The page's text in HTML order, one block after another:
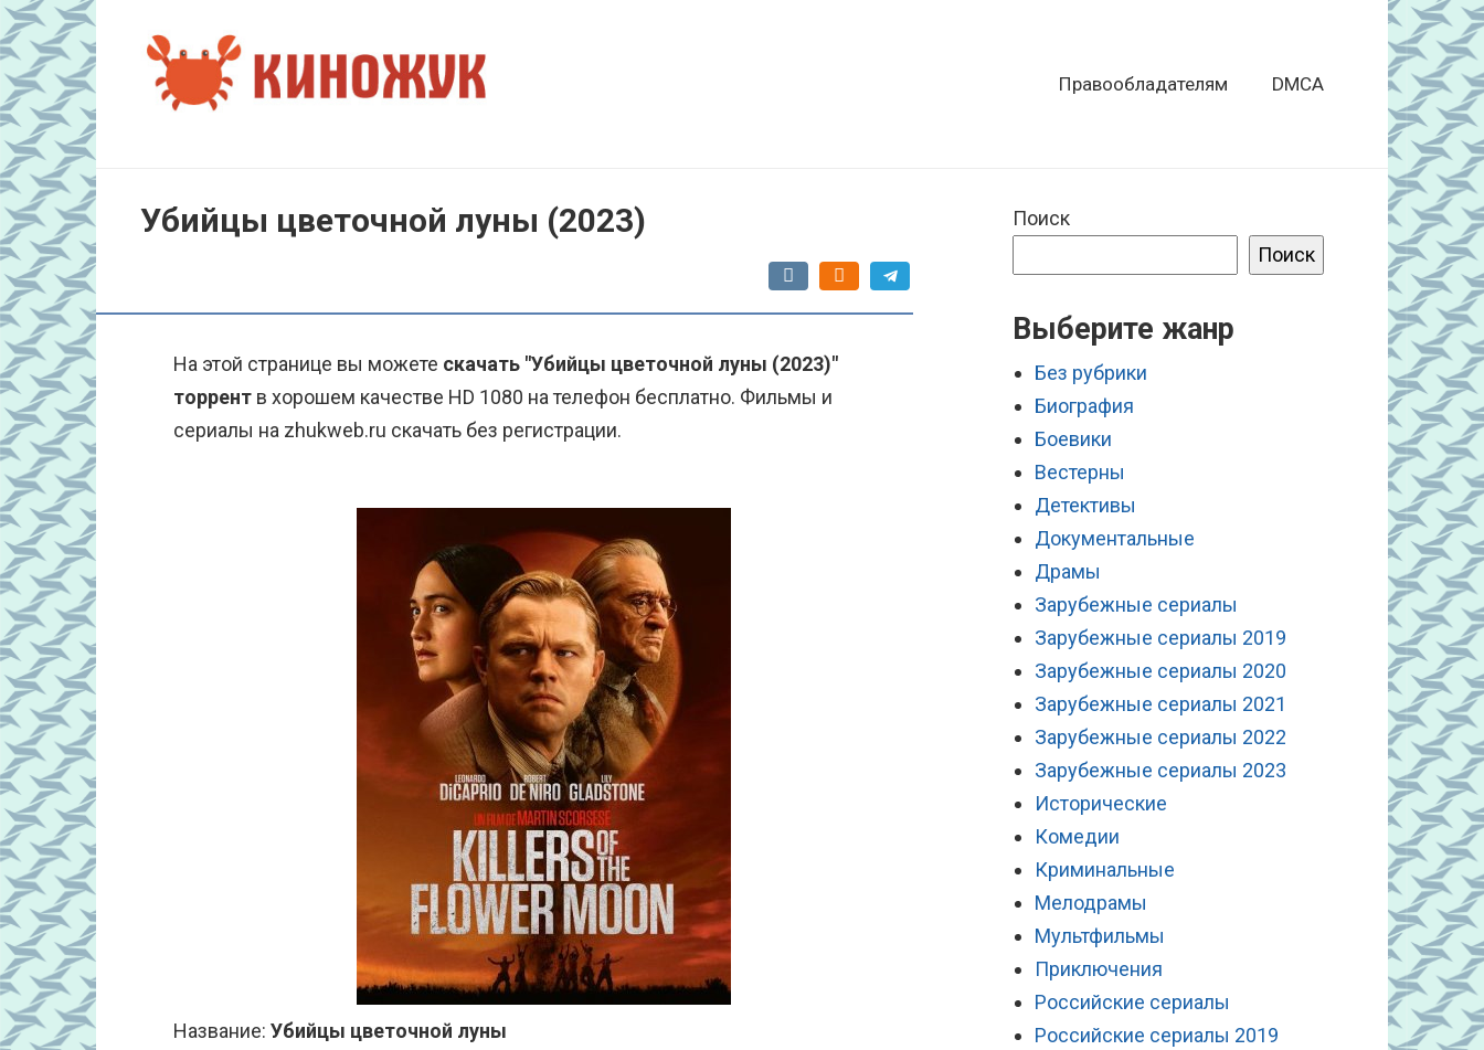
Перейти
к
контенту
Правообладателям DMCA
Убийцы цветочной луны (2023)
На этой странице вы можете скачать "Убийцы цветочной луны (2023)"
торрент в хорошем качестве HD 1080 на телефон бесплатно. Фильмы и
сериалы на zhukweb.ru скачать без регистрации.
Название: Убийцы цветочной луны
Поиск
Поиск
Выберите жанр
Без рубрики
Биография
Боевики
Вестерны
Детективы
Документальные
Драмы
Зарубежные сериалы
Зарубежные сериалы 2019
Зарубежные сериалы 2020
Зарубежные сериалы 2021
Зарубежные сериалы 2022
Зарубежные сериалы 2023
Исторические
Комедии
Криминальные
Мелодрамы
Мультфильмы
Приключения
Российские сериалы
Российские сериалы 2019